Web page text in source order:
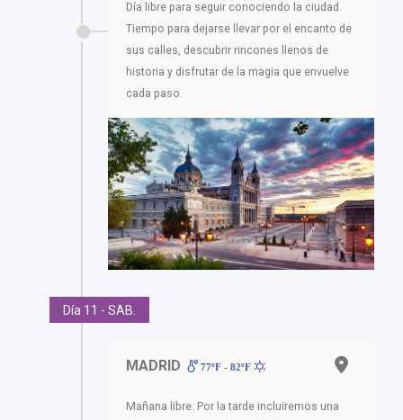
Día libre para seguir conociendo la ciudad.
Tiempo para dejarse llevar por el encanto de
sus calles, descubrir rincones llenos de
historia y disfrutar de la magia que envuelve
cada paso.
Día 11 - SAB.
MADRID 77ºF - 82ºF
Mañana libre. Por la tarde incluiremos una